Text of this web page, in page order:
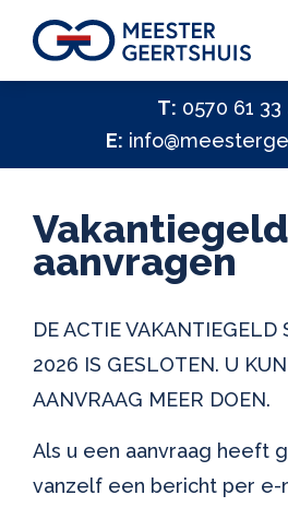
Vakantiegeld Samen Delen
Hulp nodig?
Help ons helpen
Contact
T: 0570 61 33
E:
Vakantiegeld
aanvragen
DE ACTIE VAKANTIEGELD
2026 IS GESLOTEN. U
AANVRAAG MEER DOEN.
Als u een aanvraag heeft
vanzelf een bericht per e-